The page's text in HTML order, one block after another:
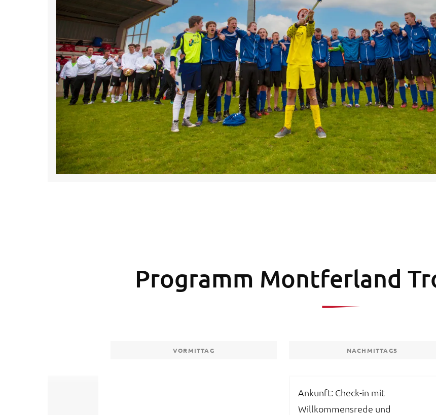
Programm Montferland
VORMITTAG NACHMITTAGS
Ankunft: Check-in mit
Willkommensrede und